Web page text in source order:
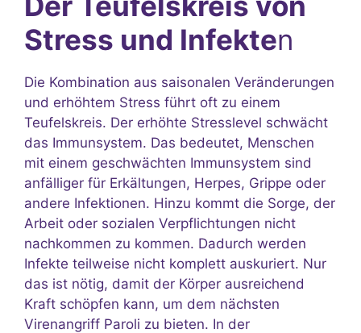
Stress und Infekten
Die Kombination aus saisonalen Veränderungen
und erhöhtem Stress führt oft zu einem
Teufelskreis. Der erhöhte Stresslevel schwächt
das Immunsystem. Das bedeutet, Menschen
mit einem geschwächten Immunsystem sind
anfälliger für Erkältungen, Herpes, Grippe oder
andere Infektionen. Hinzu kommt die Sorge, der
Arbeit oder sozialen Verpflichtungen nicht
nachkommen zu kommen. Dadurch werden
Infekte teilweise nicht komplett auskuriert. Nur
das ist nötig, damit der Körper ausreichend
Kraft schöpfen kann, um dem nächsten
Virenangriff Paroli zu bieten. In der